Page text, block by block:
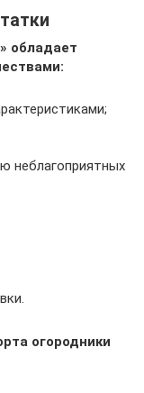
обладает
неблагоприятных
огородники